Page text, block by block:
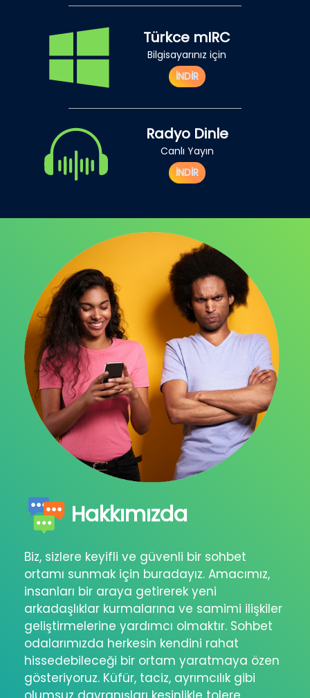
Türkce mIRC
Bilgisayarınız için
İNDİR
Radyo Dinle
Canlı Yayın
İNDİR
Hakkımızda
Biz, sizlere keyifli ve güvenli bir sohbet
ortamı sunmak için buradayız. Amacımız,
insanları bir araya getirerek yeni
arkadaşlıklar kurmalarına ve samimi ilişkiler
geliştirmelerine yardımcı olmaktır. Sohbet
odalarımızda herkesin kendini rahat
hissedebileceği bir ortam yaratmaya özen
gösteriyoruz. Küfür, taciz, ayrımcılık gibi